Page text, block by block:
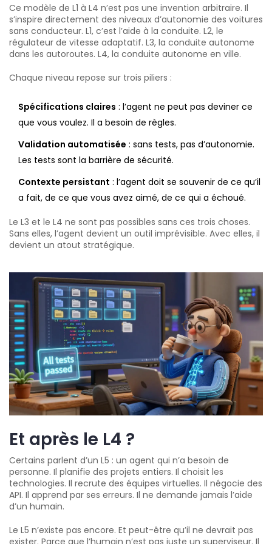
Ce modèle de L1 à L4 n’est pas une invention arbitraire. Il
s’inspire directement des niveaux d’autonomie des voitures
sans conducteur. L1, c’est l’aide à la conduite. L2, le
régulateur de vitesse adaptatif. L3, la conduite autonome
dans les autoroutes. L4, la conduite autonome en ville.
Chaque niveau repose sur trois piliers :
Spécifications claires : l’agent ne peut pas deviner ce
que vous voulez. Il a besoin de règles.
Validation automatisée : sans tests, pas d’autonomie.
Les tests sont la barrière de sécurité.
Contexte persistant : l’agent doit se souvenir de ce qu’il
a fait, de ce que vous avez aimé, de ce qui a échoué.
Le L3 et le L4 ne sont pas possibles sans ces trois choses.
Sans elles, l’agent devient un outil imprévisible. Avec elles, il
devient un atout stratégique.
Et après le L4 ?
Certains parlent d’un L5 : un agent qui n’a besoin de
personne. Il planifie des projets entiers. Il choisit les
technologies. Il recrute des équipes virtuelles. Il négocie des
API. Il apprend par ses erreurs. Il ne demande jamais l’aide
d’un humain.
Le L5 n’existe pas encore. Et peut-être qu’il ne devrait pas
exister. Parce que l’humain n’est pas juste un superviseur. Il